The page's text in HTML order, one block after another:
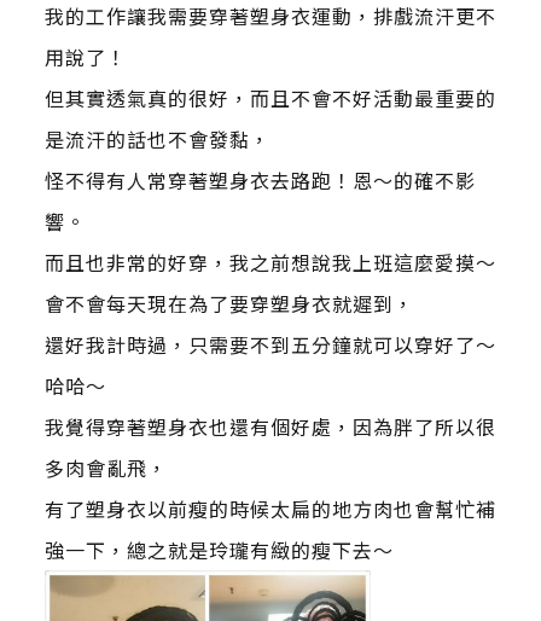
我的工作讓我需要穿著塑身衣運動，排戲流汗更不
用說了！
但其實透氣真的很好，而且不會不好活動最重要的
是流汗的話也不會發黏，
怪不得有人常穿著塑身衣去路跑！恩～的確不影
響。
而且也非常的好穿，我之前想說我上班這麼愛摸～
會不會每天現在為了要穿塑身衣就遲到，
還好我計時過，只需要不到五分鐘就可以穿好了～
哈哈～
我覺得穿著塑身衣也還有個好處，因為胖了所以很
多肉會亂飛，
有了塑身衣以前瘦的時候太扁的地方肉也會幫忙補
強一下，總之就是玲瓏有緻的瘦下去～